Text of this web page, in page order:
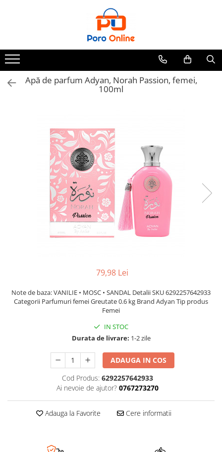
Clone
Parfum Barbati
Parfum Femei
Apă de parfum Adyan, Norah Passion, femei,
100ml
79,98 Lei
Note de baza: VANILIE • MOSC • SANDAL Detalii SKU 6292257642933
Categorii Parfumuri femei Greutate 0.6 kg Brand Adyan Tip produs
Femei
IN STOC
Durata de livrare: 1-2 zile
ADAUGA IN COS
Cod Produs: 6292257642933
Ai nevoie de ajutor? 0767273270
Adauga la Favorite Cere informatii